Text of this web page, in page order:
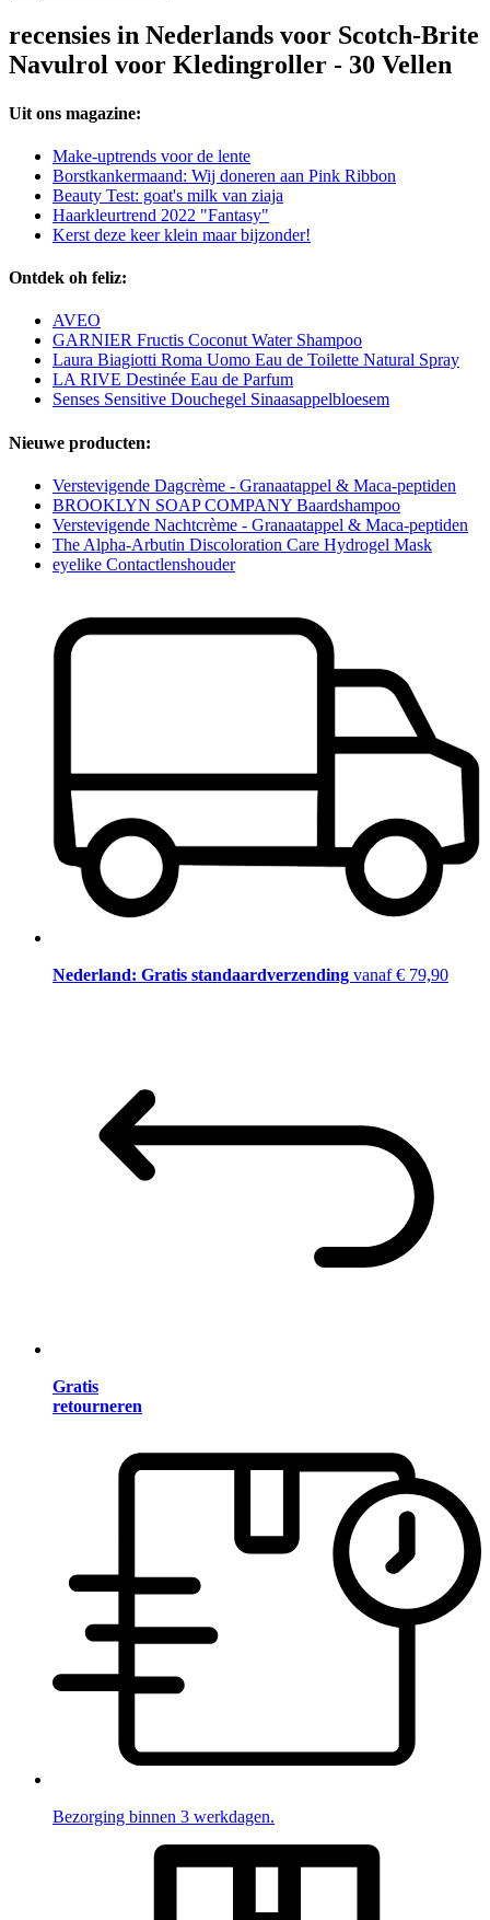
recensies in Nederlands voor Scotch-Brite
Navulrol voor Kledingroller - 30 Vellen
Uit ons magazine:
Make-uptrends voor de lente
Borstkankermaand: Wij doneren aan Pink Ribbon
Beauty Test: goat's milk van ziaja
Haarkleurtrend 2022 "Fantasy"
Kerst deze keer klein maar bijzonder!
Ontdek oh feliz:
AVEO
GARNIER Fructis Coconut Water Shampoo
Laura Biagiotti Roma Uomo Eau de Toilette Natural Spray
LA RIVE Destinée Eau de Parfum
Senses Sensitive Douchegel Sinaasappelbloesem
Nieuwe producten:
Verstevigende Dagcrème - Granaatappel & Maca-peptiden
BROOKLYN SOAP COMPANY Baardshampoo
Verstevigende Nachtcrème - Granaatappel & Maca-peptiden
The Alpha-Arbutin Discoloration Care Hydrogel Mask
eyelike Contactlenshouder
Nederland: Gratis standaardverzending vanaf € 79,90
Gratis
retourneren
Bezorging binnen 3 werkdagen.